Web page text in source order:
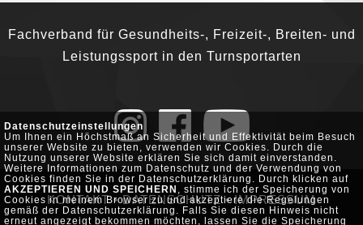
Datenschutzeinstellungen
Um Ihnen ein Höchstmaß an Sicherheit und Effektivität beim Besuch
unserer Website zu bieten, verwenden wir Cookies. Durch die
Nutzung unserer Website erklären Sie sich damit einverstanden.
Weitere Informationen zum Datenschutz und der Verwendung von
Cookies finden Sie in der Datenschutzerklärung. Durch klicken auf
AKZEPTIEREN UND SPEICHERN , stimme ich der Speicherung von
Cookies in meinem Browser zu und akzeptiere die Regelungen
gemäß der Datenschutzerklärung. Falls Sie diesen Hinweis nicht
erneut angezeigt bekommen möchten, lassen Sie die Speicherung
Fachverband für Gesundheits-, Freizeit-, Breiten- und
Leistungssport in den Turnsportarten
KONTAKT•DATENSCHUTZ • IMPRESSUM